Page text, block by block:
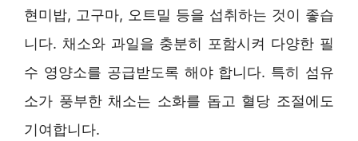
현미밥, 고구마, 오트밀 등을 섭취하는 것이 좋습
니다. 채소와 과일을 충분히 포함시켜 다양한 필
수 영양소를 공급받도록 해야 합니다. 특히 섬유
소가 풍부한 채소는 소화를 돕고 혈당 조절에도
기여합니다.